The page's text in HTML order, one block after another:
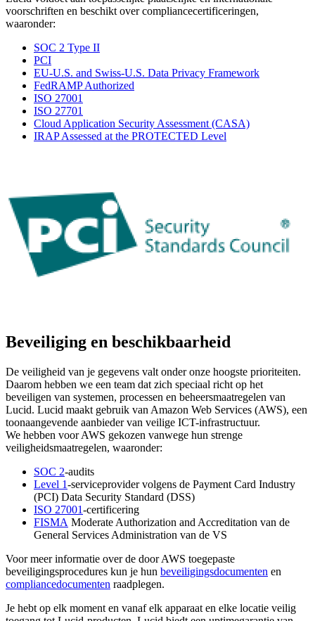
voorschriften en beschikt over compliancecertificeringen,
waaronder:
SOC 2 Type II
PCI
EU-U.S. and Swiss-U.S. Data Privacy Framework
FedRAMP Authorized
ISO 27001
ISO 27701
Cloud Application Security Assessment (CASA)
IRAP Assessed at the PROTECTED Level
Beveiliging en beschikbaarheid
De veiligheid van je gegevens valt onder onze hoogste prioriteiten.
Daarom hebben we een team dat zich speciaal richt op het
beveiligen van systemen, processen en beheersmaatregelen van
Lucid. Lucid maakt gebruik van Amazon Web Services (AWS), een
toonaangevende aanbieder van veilige ICT-infrastructuur.
We hebben voor AWS gekozen vanwege hun strenge
veiligheidsmaatregelen, waaronder:
SOC 2-audits
Level 1-serviceprovider volgens de Payment Card Industry
(PCI) Data Security Standard (DSS)
ISO 27001-certificering
FISMA Moderate Authorization and Accreditation van de
General Services Administration van de VS
Voor meer informatie over de door AWS toegepaste
beveiligingsprocedures kun je hun beveiligingsdocumenten en
compliancedocumenten raadplegen.
Je hebt op elk moment en vanaf elk apparaat en elke locatie veilig